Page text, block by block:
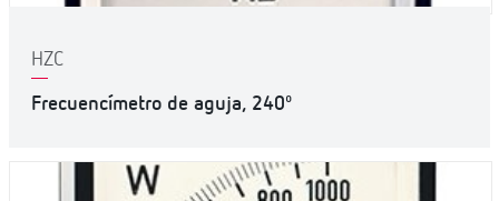
HZC
Frecuencímetro de aguja, 240º